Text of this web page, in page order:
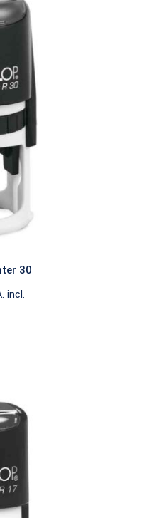
30
30
incl.
17